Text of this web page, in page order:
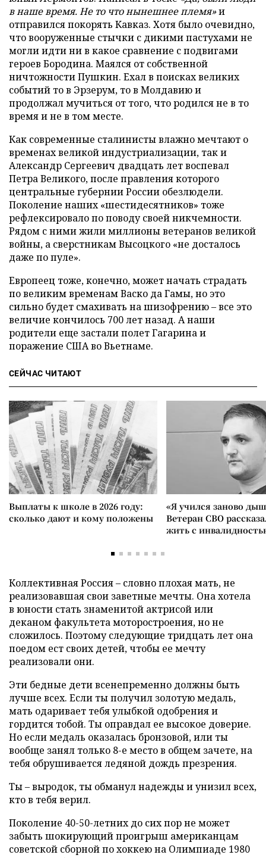
в наше время. Не то что нынешнее племя»и
отправился покорять Кавказ. Хотя было очевидно,
что вооруженные стычки с дикими пастухами не
могли идти ни в какое сравнение с подвигами
героев Бородина. Маялся от собственной
ничтожности Пушкин. Ехал в поисках великих
событий то в Эрзерум, то в Молдавию и
продолжал мучиться от того, что родился не в то
время и не в том месте.
Как современные сталинисты влажно мечтают о
временах великой индустриализации, так и
Александр Сергеевич двадцать лет воспевал
Петра Великого, после правления которого
центральные губернии России обезлюдели.
Поколение наших «шестидесятников» тоже
рефлексировало по поводу своей никчемности.
Рядом с ними жили миллионы ветеранов великой
войны, а сверстникам Высоцкого «не досталось
даже по пуле».
Европеец тоже, конечно, может начать страдать
по великим временам Васко да Гамы, но это
сильно будет смахивать на шизофрению – все это
величие кончилось 700 лет назад. А наши
родители еще застали полет Гагарина и
поражение США во Вьетнаме.
СЕЙЧАС ЧИТАЮТ
Выплаты к школе в 2026 году:
сколько дают и кому положены
«Я учился заново
Ветеран СВО
жить с
Коллективная Россия – словно плохая мать, не
реализовавшая свои заветные мечты. Она хотела
в юности стать знаменитой актрисой или
деканом факультета моторостроения, но не
сложилось. Поэтому следующие тридцать лет она
поедом ест своих детей, чтобы ее мечту
реализовали они.
Эти бедные дети всенепременно должны быть
лучше всех. Если ты получил золотую медаль,
мать одаривает тебя улыбкой одобрения и
гордится тобой. Ты оправдал ее высокое доверие.
Но если медаль оказалась бронзовой, или ты
вообще занял только 8-е место в общем зачете, на
тебя обрушивается ледяной дождь презрения.
Ты – выродок, ты обманул надежды и унизил всех,
кто в тебя верил.
Поколение 40-50-летних до сих пор не может
забыть шокирующий проигрыш американцам
советской сборной по хоккею на Олимпиаде 1980